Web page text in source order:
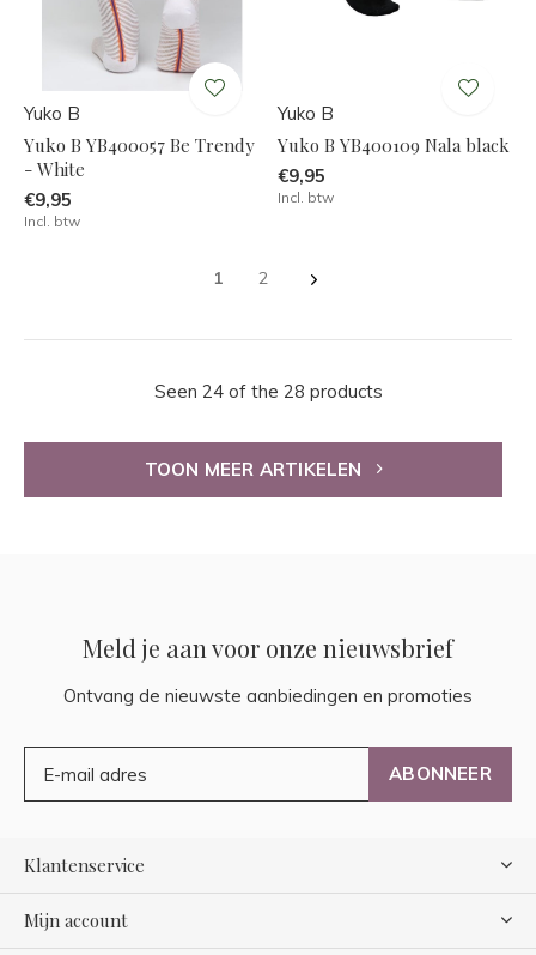
Yuko B
Yuko B YB400057 Be Trendy
- White
€9,95
Incl. btw
Yuko B
Yuko B YB400109 Nala black
€9,95
Incl. btw
1 2
Seen 24 of the 28 products
TOON MEER ARTIKELEN
Meld je aan voor onze nieuwsbrief
Ontvang de nieuwste aanbiedingen en promoties
ABONNEER
Klantenservice
Mijn account